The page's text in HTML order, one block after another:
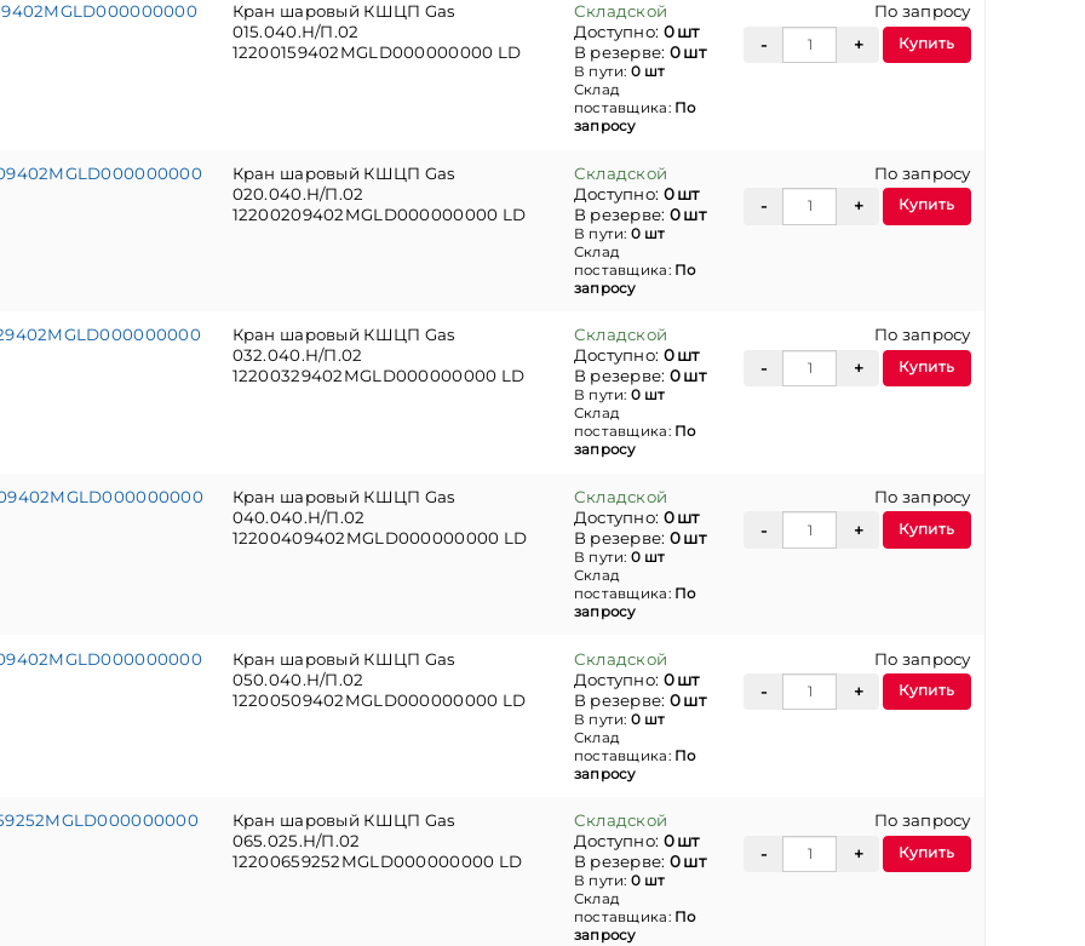
Кран шаровый КШЦП Gas
015.040.Н/П.02
12200159402MGLD000000000 LD
Складской
Доступно: 0 шт
В резерве: 0 шт
В пути: 0 шт
Склад
поставщика: По
запросу
По запросу
Купить
Кран шаровый КШЦП Gas
020.040.Н/П.02
12200209402MGLD000000000 LD
Складской
Доступно: 0 шт
В резерве: 0 шт
В пути: 0 шт
Склад
поставщика: По
запросу
По запросу
Купить
Кран шаровый КШЦП Gas
032.040.Н/П.02
12200329402MGLD000000000 LD
Складской
Доступно: 0 шт
В резерве: 0 шт
В пути: 0 шт
Склад
поставщика: По
запросу
По запросу
Купить
Кран шаровый КШЦП Gas
040.040.Н/П.02
12200409402MGLD000000000 LD
Складской
Доступно: 0 шт
В резерве: 0 шт
В пути: 0 шт
Склад
поставщика: По
запросу
По запросу
Купить
Кран шаровый КШЦП Gas
050.040.Н/П.02
12200509402MGLD000000000 LD
Складской
Доступно: 0 шт
В резерве: 0 шт
В пути: 0 шт
Склад
поставщика: По
запросу
По запросу
Купить
Кран шаровый КШЦП Gas
065.025.Н/П.02
12200659252MGLD000000000 LD
Складской
Доступно: 0 шт
В резерве: 0 шт
В пути: 0 шт
Склад
поставщика: По
запросу
По запросу
Купить